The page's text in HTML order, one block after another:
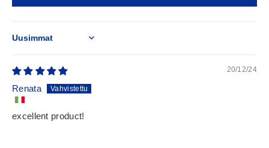
Sort by
20/12/24
Renata
excellent product!